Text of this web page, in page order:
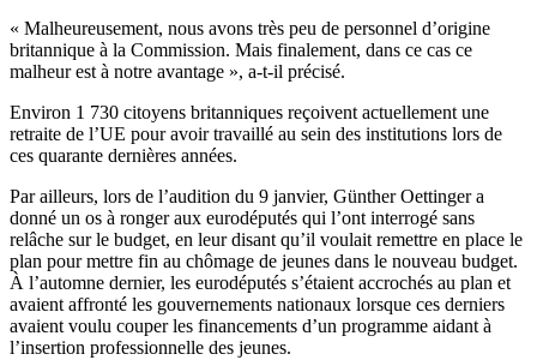
« Malheureusement, nous avons très peu de personnel d’origine
britannique à la Commission. Mais finalement, dans ce cas ce
malheur est à notre avantage », a-t-il précisé.
Environ 1 730 citoyens britanniques reçoivent actuellement une
retraite de l’UE pour avoir travaillé au sein des institutions lors de
ces quarante dernières années.
Par ailleurs, lors de l’audition du 9 janvier, Günther Oettinger a
donné un os à ronger aux eurodéputés qui l’ont interrogé sans
relâche sur le budget, en leur disant qu’il voulait remettre en place le
plan pour mettre fin au chômage de jeunes dans le nouveau budget.
À l’automne dernier, les eurodéputés s’étaient accrochés au plan et
avaient affronté les gouvernements nationaux lorsque ces derniers
avaient voulu couper les financements d’un programme aidant à
l’insertion professionnelle des jeunes.